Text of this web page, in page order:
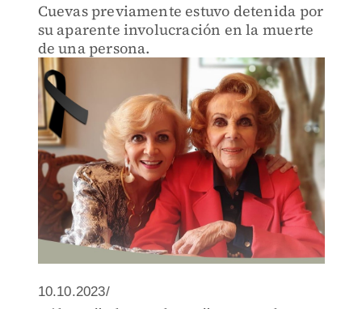
Cuevas previamente estuvo detenida por
su aparente involucración en la muerte
de una persona.
10.10.2023/